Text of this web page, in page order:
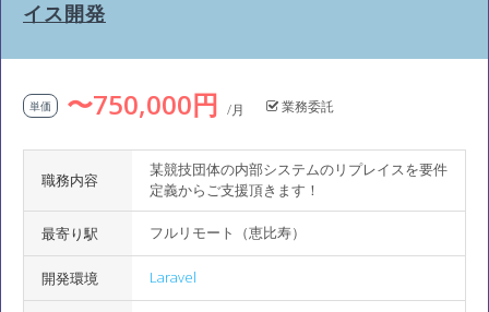
イス開発
単価 〜750,000円 /月 業務委託
職務内容
某競技団体の内部システムのリプレイスを要件
定義からご支援頂きます！
最寄り駅 フルリモート（恵比寿）
開発環境 Laravel